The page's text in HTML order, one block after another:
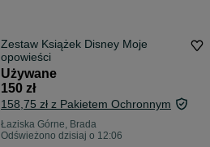
Zestaw Książek Disney Moje
opowieści
Używane
150 zł
158,75 zł z Pakietem Ochronnym
Łaziska Górne, Brada
Odświeżono dzisiaj o 12:06